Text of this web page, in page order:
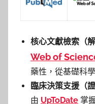
核心文獻檢索（
Web of
藥性，從基礎科
臨床決策支援（
由 UpToDate 掌